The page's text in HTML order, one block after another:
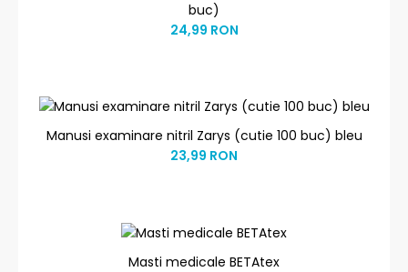
buc)
24,99 RON
Manusi examinare nitril Zarys (cutie 100 buc) bleu
23,99 RON
Masti medicale BETAtex